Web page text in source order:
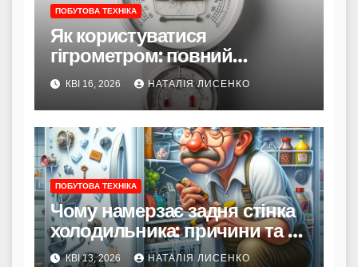
ПОБУТОВА ТЕХНІКА
Як користуватися
гігрометром: повний
посібник для точних вимірів
КВІ 16, 2026 НАТАЛІЯ ЛИСЕНКО
ПОБУТОВА ТЕХНІКА
Чому намерзає задня стінка
холодильника: причини та як
виправити
КВІ 13, 2026 НАТАЛІЯ ЛИСЕНКО